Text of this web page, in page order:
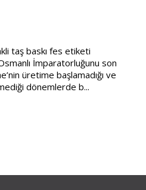
taş baskı fes etiketi
İmparatorluğunu son
üretime başlamadığı ve
dönemlerde b...